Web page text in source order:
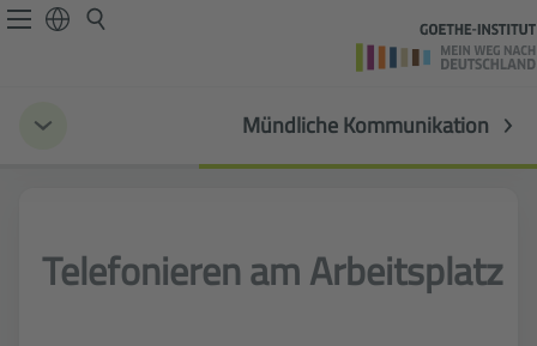
Mündliche Kommunikation
Telefonieren am Arbeitsplatz